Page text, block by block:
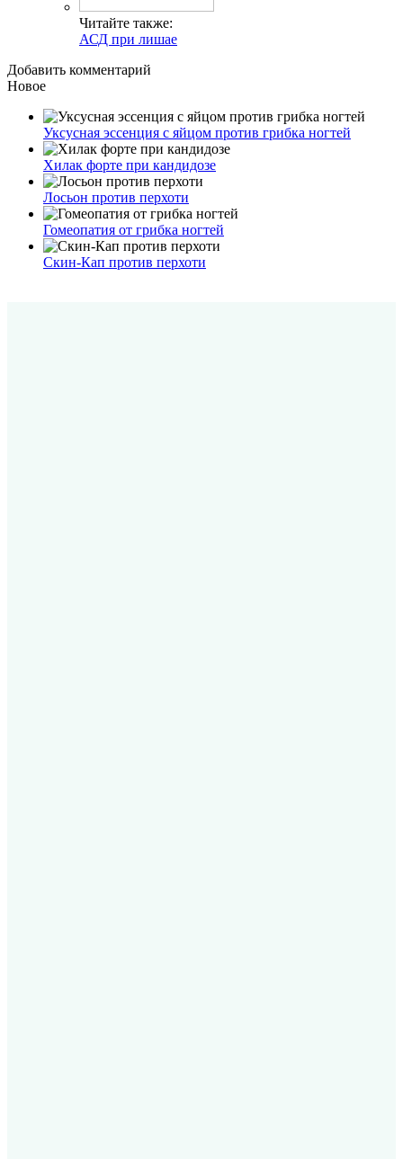
Читайте также:
АСД при лишае
Добавить комментарий
Новое
Уксусная эссенция с яйцом против грибка ногтей
Хилак форте при кандидозе
Лосьон против перхоти
Гомеопатия от грибка ногтей
Скин-Кап против перхоти